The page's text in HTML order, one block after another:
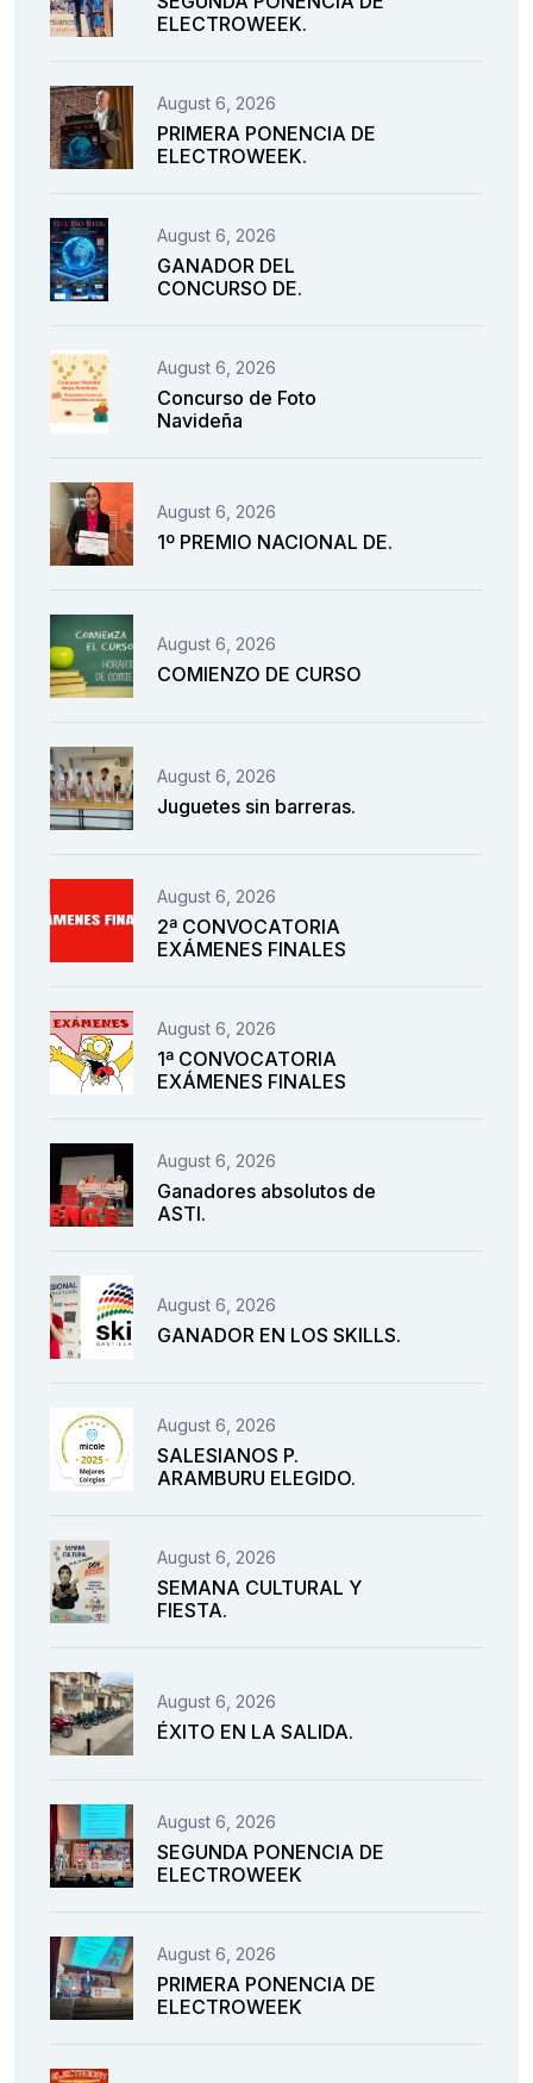
ELECTROWEEK.
August 6, 2026
PRIMERA PONENCIA DE
ELECTROWEEK.
August 6, 2026
GANADOR DEL
CONCURSO DE.
August 6, 2026
Concurso de Foto
Navideña
August 6, 2026
1º PREMIO NACIONAL DE.
August 6, 2026
COMIENZO DE CURSO
August 6, 2026
Juguetes sin barreras.
August 6, 2026
2ª CONVOCATORIA
EXÁMENES FINALES
August 6, 2026
1ª CONVOCATORIA
EXÁMENES FINALES
August 6, 2026
Ganadores absolutos de
ASTI.
August 6, 2026
GANADOR EN LOS SKILLS.
August 6, 2026
SALESIANOS P.
ARAMBURU ELEGIDO.
August 6, 2026
SEMANA CULTURAL Y
FIESTA.
August 6, 2026
ÉXITO EN LA SALIDA.
August 6, 2026
SEGUNDA PONENCIA DE
ELECTROWEEK
August 6, 2026
PRIMERA PONENCIA DE
ELECTROWEEK